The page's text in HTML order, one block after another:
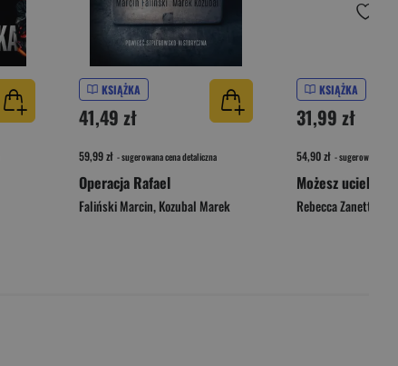
KSIĄŻKA
41,49 zł
59,99 zł - sugerowana cena detaliczna
Operacja Rafael
Faliński Marcin,Kozubal Marek
KSIĄŻKA
31,99 zł
54,90 zł - sugerowana
Możesz uciekać
Rebecca Zanetti